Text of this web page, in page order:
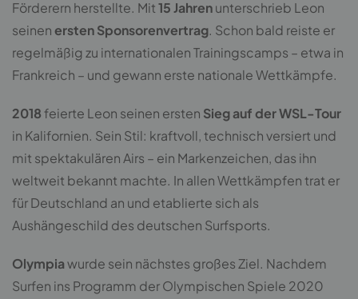
Förderern herstellte. Mit15 Jahrenunterschrieb Leon
seinenersten Sponsorenvertrag. Schon bald reiste er
regelmäßig zu internationalen Trainingscamps – etwa in
Frankreich – und gewann erste nationale Wettkämpfe.
2018feierte Leon seinen ersten Sieg auf der WSL-Tour
in Kalifornien. Sein Stil: kraftvoll, technisch versiert und
mit spektakulären Airs – ein Markenzeichen, das ihn
weltweit bekannt machte. In allen Wettkämpfen trat er
für Deutschland an und etablierte sich als
Aushängeschild des deutschen Surfsports.
Olympiawurde sein nächstes großes Ziel. Nachdem
Surfen ins Programm der Olympischen Spiele 2020